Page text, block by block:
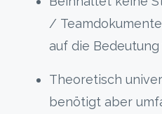
/
auf die Bedeutung
Theoretisch
benötigt aber